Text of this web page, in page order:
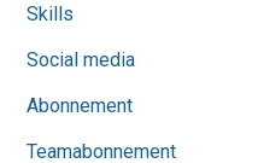
Skills
Social media
Abonnement
Teamabonnement